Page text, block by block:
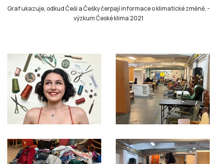
Graf ukazuje, odkud Češi a Češky čerpají informace o klimatické změně.-
výzkum České klima 2021